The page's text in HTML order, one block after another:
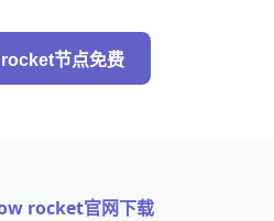
节点免费
rocket官网下载